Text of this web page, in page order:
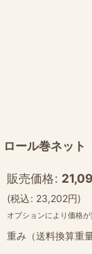
ロール巻ネッ
販売価格:
(税込: 23,202円)
オプションにより価格が
重み（送料換算重量